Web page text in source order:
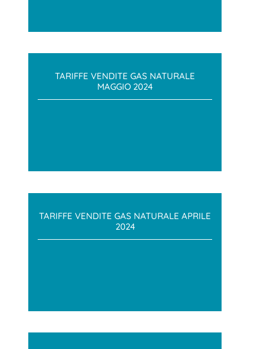
TARIFFE VENDITE GAS NATURALE
MAGGIO 2024
TARIFFE VENDITE GAS NATURALE APRILE
2024